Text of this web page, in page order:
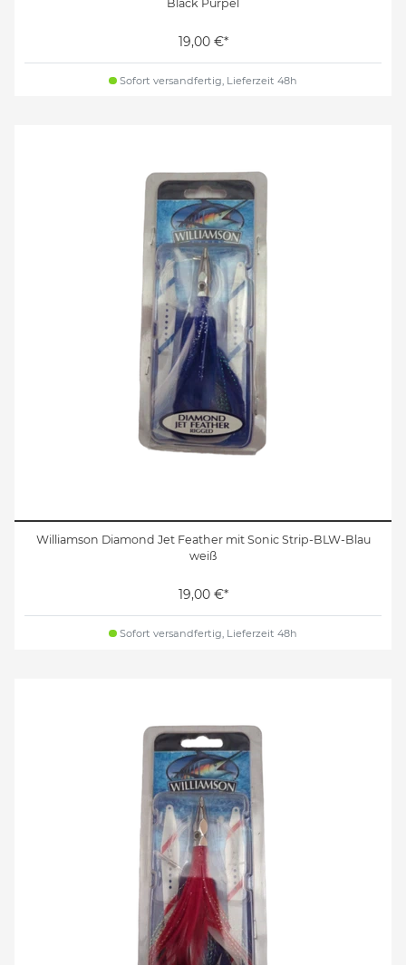
Black Purpel
19,00 €*
Sofort versandfertig, Lieferzeit 48h
Williamson Diamond Jet Feather mit Sonic Strip-BLW-Blau
weiß
19,00 €*
Sofort versandfertig, Lieferzeit 48h